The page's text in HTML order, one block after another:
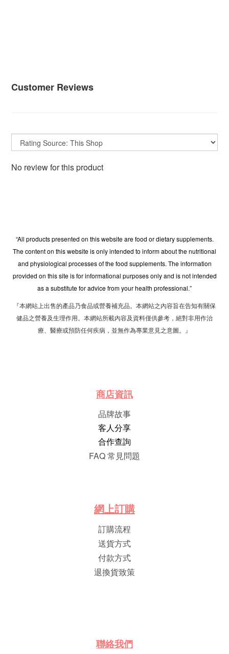
Customer Reviews
No review for this product
“All products presented on this website are food or dietary supplements.
The content on this website is only intended to inform about the nutritional
and physiological processes of the food supplements. The information
provided on this site is for informational purposes only and is not intended
as a substitute for advice from your health professional.”
『本網站上出售的產品乃食品或營養補充品。本網站之內容旨在告知有關保
健品之營養及生理作用。本網站所載內容及資料僅供參考，絕對非用作治
療、醫療或預防任何疾病，並無作為專業意見之意圖。』
商店資訊
品牌故事
客人分享
合作查詢
FAQ 常見問題
網上訂購
訂購流程
送貨方式
付款方式
退換貨致策
聯絡我們